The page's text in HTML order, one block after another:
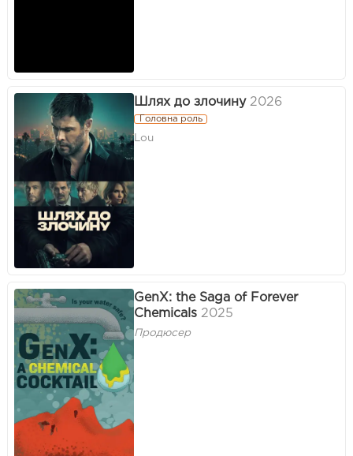
Шлях до злочину 2026
Головна роль
Lou
GenX: the Saga of Forever
Chemicals 2025
Продюсер